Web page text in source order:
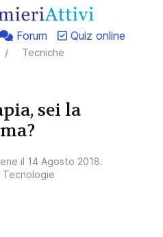
Forum
Quiz online
Tecniche
sei la
il 14 Agosto 2018.
Tecnologie